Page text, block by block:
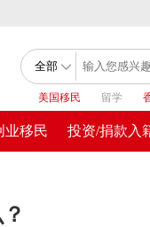
美国移民 留学
业移民 投资/捐款入